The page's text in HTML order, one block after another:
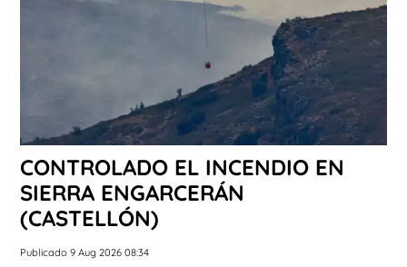
CONTROLADO EL INCENDIO EN
SIERRA ENGARCERÁN
(CASTELLÓN)
Publicado 9 Aug 2026 08:34